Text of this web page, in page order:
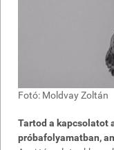
Fotó: Moldvay Zoltán
Tartod a kapcsolatot
próbafolyamatban,